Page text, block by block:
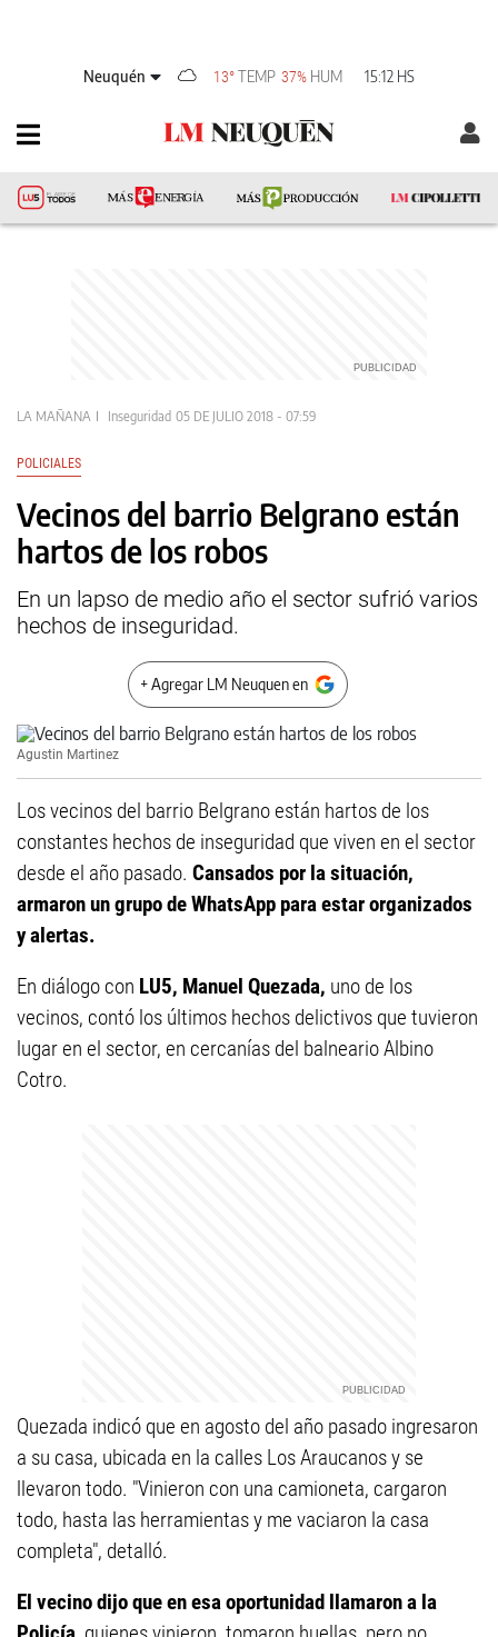
Neuquén 13° TEMP 37% HUM 15:12 HS
LA MAÑANA Inseguridad 05 DE JULIO 2018 - 07:59
POLICIALES
Vecinos del barrio Belgrano están
hartos de los robos
En un lapso de medio año el sector sufrió varios
hechos de inseguridad.
+ Agregar LM Neuquen en
Agustin Martinez
Los vecinos del barrio Belgrano están hartos de los
constantes hechos de inseguridad que viven en el sector
desde el año pasado. Cansados por la situación,
armaron un grupo de WhatsApp para estar organizados
y alertas.
En diálogo con LU5, Manuel Quezada, uno de los
vecinos, contó los últimos hechos delictivos que tuvieron
lugar en el sector, en cercanías del balneario Albino
Cotro.
Quezada indicó que en agosto del año pasado ingresaron
a su casa, ubicada en la calles Los Araucanos y se
llevaron todo. "Vinieron con una camioneta, cargaron
todo, hasta las herramientas y me vaciaron la casa
completa", detalló.
El vecino dijo que en esa oportunidad llamaron a la